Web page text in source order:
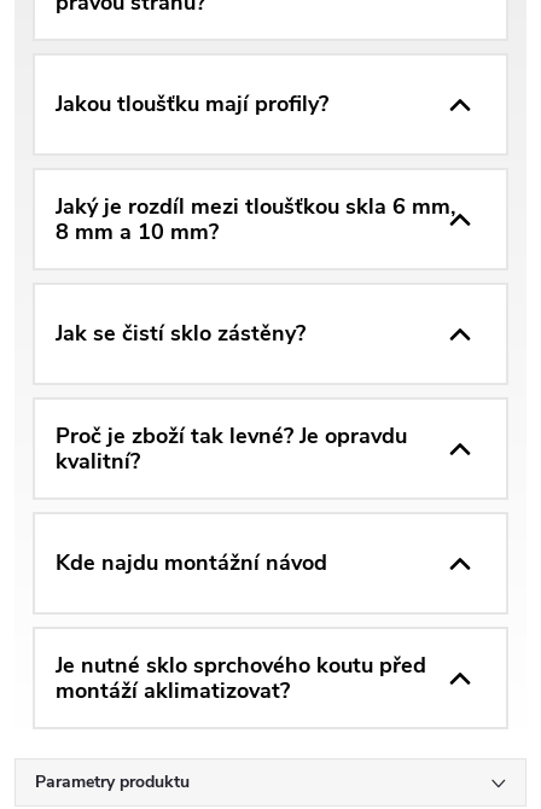
Jakou tloušťku mají profily?
Jaký je rozdíl mezi tloušťkou skla 6 mm,
8 mm a 10 mm?
Jak se čistí sklo zástěny?
Proč je zboží tak levné? Je opravdu
kvalitní?
Kde najdu montážní návod
Je nutné sklo sprchového koutu před
montáží aklimatizovat?
Parametry produktu